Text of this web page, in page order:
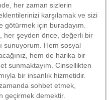
her zaman sizlerin
karşılamak ve sizi
götürmek için buradayım.
her şeyden önce, değerli bir
sunuyorum. Hem sosyal
hem de harika bir
sunmaktayım. Cinsellikten
bir insanlık hizmetidir.
sohbet etmek,
geçirmek demektir.